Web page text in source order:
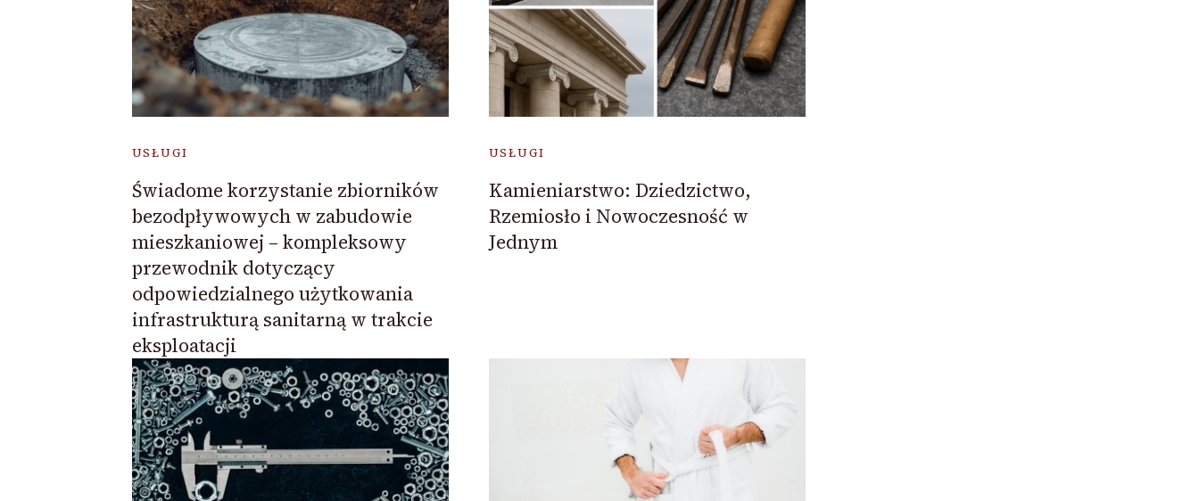
USŁUGI
Świadome korzystanie zbiorników
bezodpływowych w zabudowie
mieszkaniowej – kompleksowy
przewodnik dotyczący
odpowiedzialnego użytkowania
infrastrukturą sanitarną w trakcie
eksploatacji
USŁUGI
Kamieniarstwo: Dziedzictwo,
Rzemiosło i Nowoczesność w
Jednym